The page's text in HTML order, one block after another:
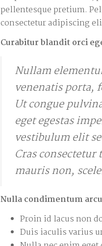
pellentesque pretium.
consectetur adipiscing
Curabitur blandit orci
Nullam
venenatis porta,
Ut congue
eget egestas
vestibulum elit
Cras
mauris non,
Nulla condimentum
Proin id lacus non
Duis iaculis varius